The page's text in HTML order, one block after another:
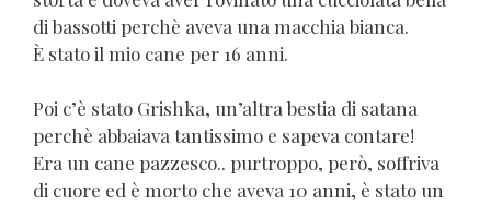
di bassotti perchè aveva una macchia bianca.
È stato il mio cane per 16 anni.
Poi c’è stato Grishka, un’altra bestia di satana
perchè abbaiava tantissimo e sapeva contare!
Era un cane pazzesco.. purtroppo, però, soffriva
di cuore ed è morto che aveva 10 anni, è stato un